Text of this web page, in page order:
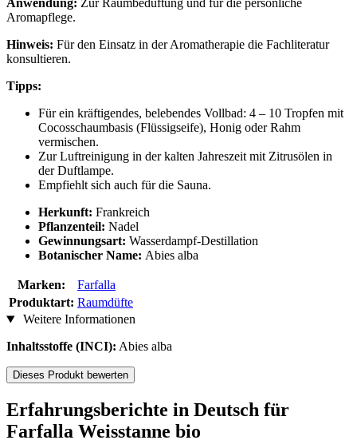
Anwendung: Zur Raumbeduftung und für die persönliche
Aromapflege.
Hinweis: Für den Einsatz in der Aromatherapie die Fachliteratur
konsultieren.
Tipps:
Für ein kräftigendes, belebendes Vollbad: 4 – 10 Tropfen mit
Cocosschaumbasis (Flüssigseife), Honig oder Rahm
vermischen.
Zur Luftreinigung in der kalten Jahreszeit mit Zitrusölen in
der Duftlampe.
Empfiehlt sich auch für die Sauna.
Herkunft: Frankreich
Pflanzenteil: Nadel
Gewinnungsart: Wasserdampf-Destillation
Botanischer Name: Abies alba
Marken:
Farfalla
Produktart: Raumdüfte
Weitere Informationen
Inhaltsstoffe (INCI): Abies alba
Dieses Produkt bewerten
Erfahrungsberichte in Deutsch für
Farfalla Weisstanne bio